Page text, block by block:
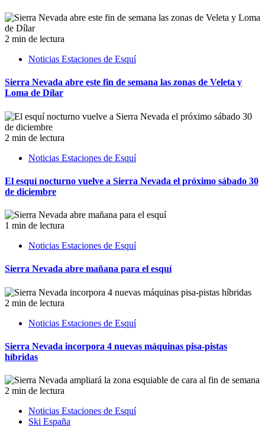
2 min de lectura
Noticias Estaciones de Esquí
Sierra Nevada abre este fin de semana las zonas de Veleta y
Loma de Dílar
2 min de lectura
Noticias Estaciones de Esquí
El esquí nocturno vuelve a Sierra Nevada el próximo sábado 30
de diciembre
1 min de lectura
Noticias Estaciones de Esquí
Sierra Nevada abre mañana para el esquí
2 min de lectura
Noticias Estaciones de Esquí
Sierra Nevada incorpora 4 nuevas máquinas pisa-pistas
híbridas
2 min de lectura
Noticias Estaciones de Esquí
Ski España